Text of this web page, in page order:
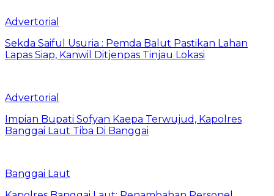
Advertorial
Sekda Saiful Usuria : Pemda Balut Pastikan Lahan
Lapas Siap, Kanwil Ditjenpas Tinjau Lokasi
Advertorial
Impian Bupati Sofyan Kaepa Terwujud, Kapolres
Banggai Laut Tiba Di Banggai
Banggai Laut